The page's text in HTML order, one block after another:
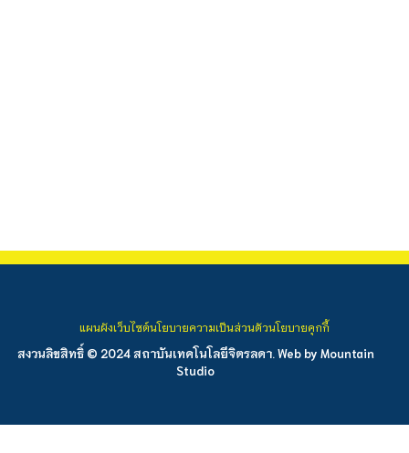
สงวนลิขสิทธิ์ © 2024 สถาบันเทคโนโลยีจิตรลดา. Web by Mountain
Studio
แผนผังเว็บไซต์นโยบายความเป็นส่วนตัวนโยบายคุกกี้